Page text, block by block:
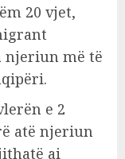
20 vjet,
njeriun më të
e 2
atë njeriun
ai